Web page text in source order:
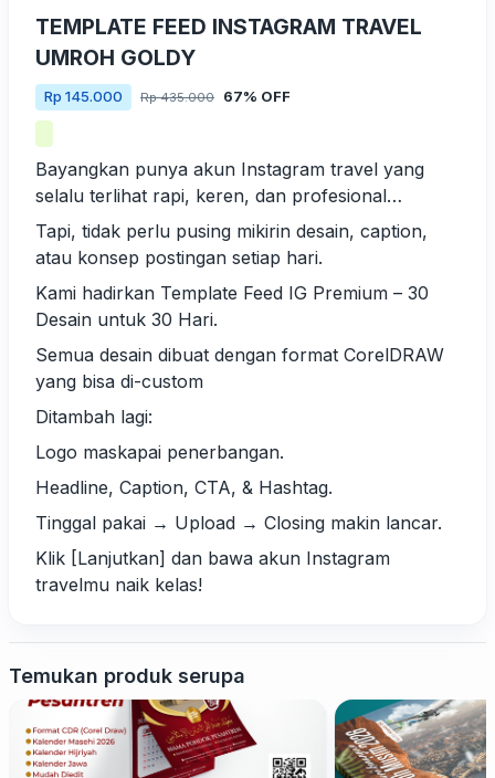
TEMPLATE FEED INSTAGRAM TRAVEL
UMROH GOLDY
Rp 145.000 Rp 435.000 67% OFF
Bayangkan punya akun Instagram travel yang
selalu terlihat rapi, keren, dan profesional…
Tapi, tidak perlu pusing mikirin desain, caption,
atau konsep postingan setiap hari.
Kami hadirkan Template Feed IG Premium – 30
Desain untuk 30 Hari.
Semua desain dibuat dengan format CorelDRAW
yang bisa di-custom
Ditambah lagi:
Logo maskapai penerbangan.
Headline, Caption, CTA, & Hashtag.
Tinggal pakai → Upload → Closing makin lancar.
Klik [Lanjutkan] dan bawa akun Instagram
travelmu naik kelas!
Temukan produk serupa